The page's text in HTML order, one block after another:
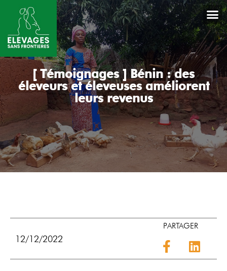
[ Témoignages ] Bénin : des
éleveurs et éleveuses améliorent
leurs revenus
12/12/2022
PARTAGER